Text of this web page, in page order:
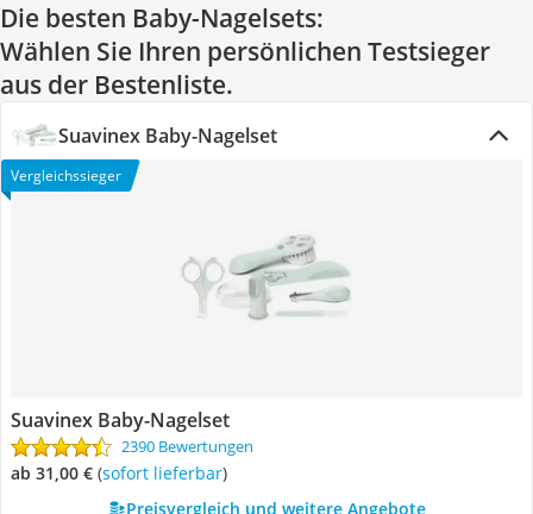
Die besten Baby-Nagelsets:
Wählen Sie Ihren persönlichen Testsieger
aus der Bestenliste.
Suavinex Baby-Nagelset
Vergleichssieger
Suavinex Baby-Nagelset
2390 Bewertungen
ab 31,00 € ( Sofort lieferbar)
Preisvergleich und weitere Angebote